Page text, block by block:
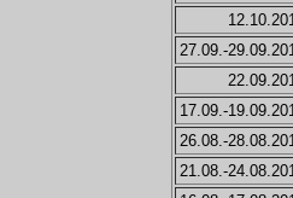
27.09.-
17.09.-
26.08.-
21.08.-